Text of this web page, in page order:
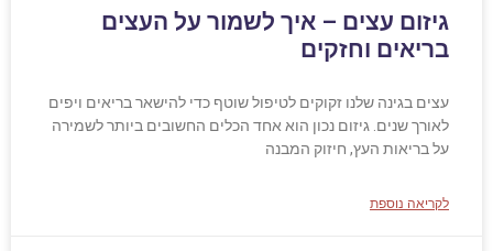
גיזום עצים – איך לשמור על העצים
בריאים וחזקים
עצים בגינה שלנו זקוקים לטיפול שוטף כדי להישאר בריאים ויפים
לאורך שנים. גיזום נכון הוא אחד הכלים החשובים ביותר לשמירה
על בריאות העץ, חיזוק המבנה
לקריאה נוספת